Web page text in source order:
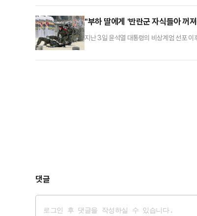
리 국민의 자랑이었던 ‘K-시리즈’는 최신판
"부하 딸에게 '반란군 자식들아 꺼
지난 3일 윤석열 대통령의 비상계엄 선포
정치권에 따르면 이상현 특수전사령부 제1
댓글